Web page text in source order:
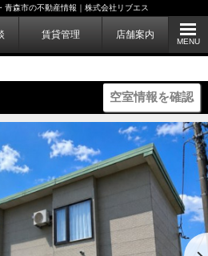
青森市の不動産情報｜株式会社リブエス
賃貸管理 店舗案内
MENU
空室情報を確認